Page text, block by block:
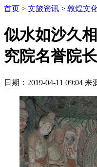
首页 > 文旅资讯 > 敦煌文
似水如沙久
究院名誉院
日期：2019-04-11 09:04 来